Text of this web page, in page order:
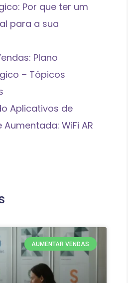
Por que ter um
para a sua
Plano
– Tópicos
Aplicativos de
Aumentada: WiFi AR
AUMENTAR VENDAS